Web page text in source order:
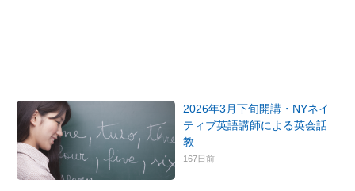
2026年3月下旬開講・NYネイ
ティブ英語講師による英会話
教
167日前